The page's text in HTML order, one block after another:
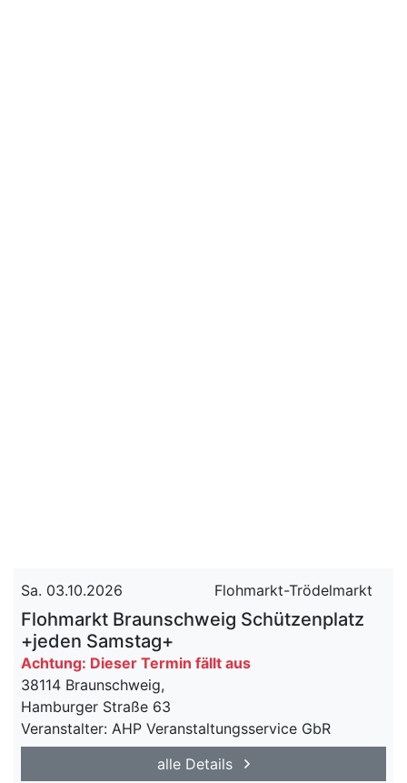
Sa. 03.10.2026 Flohmarkt-Trödelmarkt
Flohmarkt Braunschweig Schützenplatz
+jeden Samstag+
Achtung: Dieser Termin fällt aus
38114 Braunschweig,
Hamburger Straße 63
Veranstalter: AHP Veranstaltungsservice GbR
alle Details